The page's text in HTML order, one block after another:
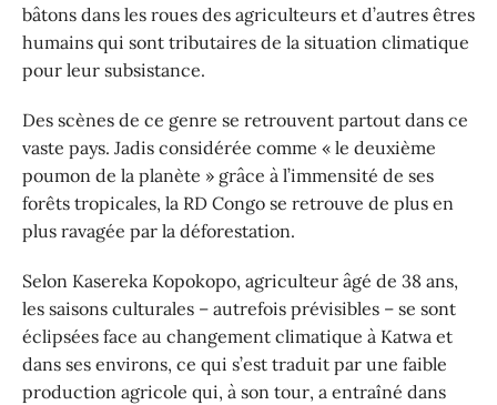
bâtons dans les roues des agriculteurs et d’autres êtres
humains qui sont tributaires de la situation climatique
pour leur subsistance.
Des scènes de ce genre se retrouvent partout dans ce
vaste pays. Jadis considérée comme « le deuxième
poumon de la planète » grâce à l’immensité de ses
forêts tropicales, la RD Congo se retrouve de plus en
plus ravagée par la déforestation.
Selon Kasereka Kopokopo, agriculteur âgé de 38 ans,
les saisons culturales – autrefois prévisibles – se sont
éclipsées face au changement climatique à Katwa et
dans ses environs, ce qui s’est traduit par une faible
production agricole qui, à son tour, a entraîné dans